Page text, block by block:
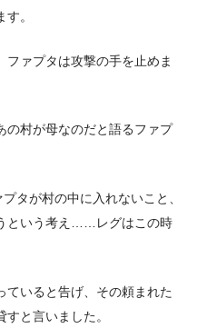
。
ファプタは攻撃の手を止めま
村が母なのだと語るファプ
タが村の中に入れないこと、
という考え……レグはこの時
ていると告げ、その頼まれた
と言いました。